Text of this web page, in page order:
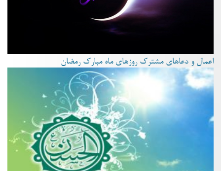
اعمال و دعاهای مشترک روزهای ماه مبارک رمضان